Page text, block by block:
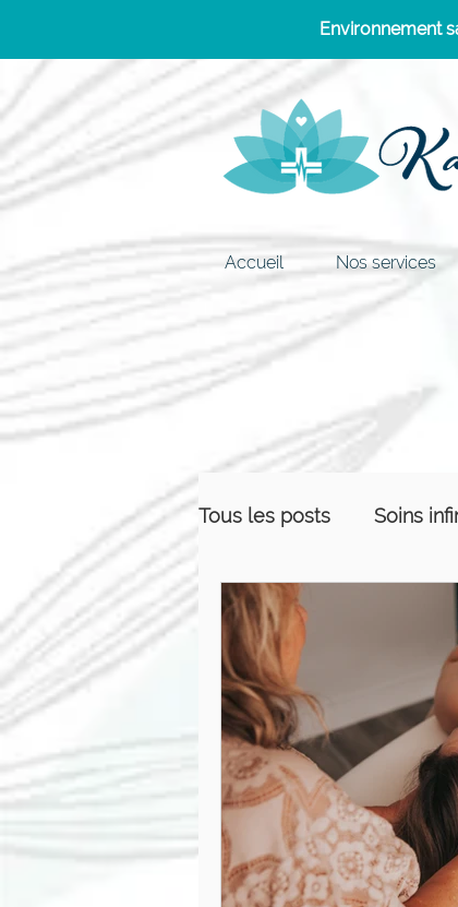
Environnement
Accueil Nos services
Tous les posts Soins
Équilibre de vie
Massothérapie